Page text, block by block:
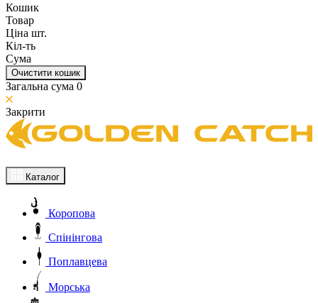
Кошик
Товар
Ціна шт.
Кіл-ть
Сума
Очистити кошик
Загальна сума 0
Закрити
Каталог
Коропова
Спінінгова
Поплавцева
Морська